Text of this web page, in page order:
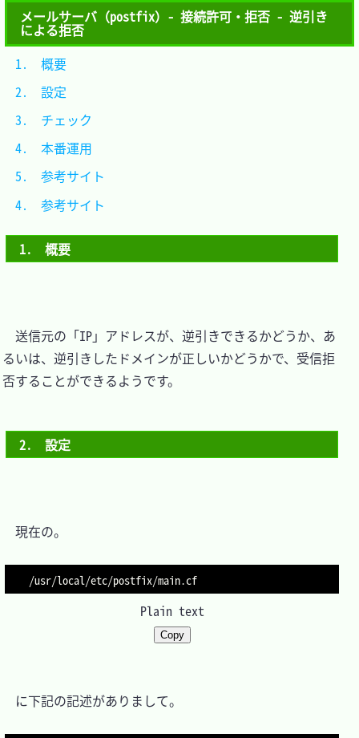
メールサーバ（postfix）- 接続許可・拒否 - 逆引き
による拒否
4.　本番運用
5.　参考サイト
1.　概要
送信元の「IP」アドレスが、逆引きできるかどうか、あ
るいは、逆引きしたドメインが正しいかどうかで、受信拒
否することができるようです。
2.　設定
現在の。
Plain text
Copy
に下記の記述がありまして。